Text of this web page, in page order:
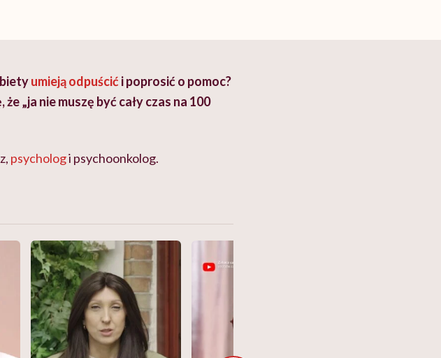
umieją odpuścići poprosić o pomoc?
że „ja nie muszę być cały czas na 100
psychologi psychoonkolog.